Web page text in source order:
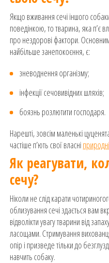
Якщо вживання сечі іншого
поведінкою, то тварина, яка п’є
про нездорові фактори.
найбільше занепокоєння, є:
зневоднення організму;
інфекції сечовивідних шляхів;
боязнь розлютити господаря.
Нарешті, зовсім маленькі
частіше п’ють свої власні
Як реагувати,
сечу?
Ніколи не слід карати
облизування сечі здається вам
відволікти увагу тварини від
ласощами. Стримування
опір і призведе тільки до
навчить собаку.